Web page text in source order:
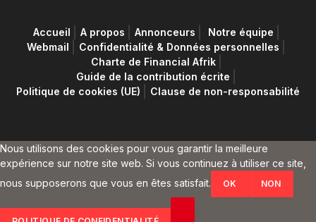
Accueil A propos Annonceurs
Notre équipe
Webmail
Confidentialité & Données personnelles
Charte de Financial Afrik
Guide de la contribution écrite
Politique de cookies (UE)
Clause de non-responsabilité
Nous utilisons des cookies pour vous garantir la meilleure
expérience sur notre site web. Si vous continuez à utiliser ce site,
nous supposerons que vous en êtes satisfait.
OK NON